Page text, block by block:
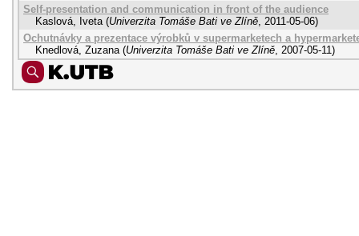
Self-presentation and communication in front of the audience
Kaslová, Iveta (Univerzita Tomáše Bati ve Zlíně, 2011-05-06)
Ochutnávky a prezentace výrobků v supermarketech a
Knedlová, Zuzana (Univerzita Tomáše Bati ve Zlíně, 2007-05-11)